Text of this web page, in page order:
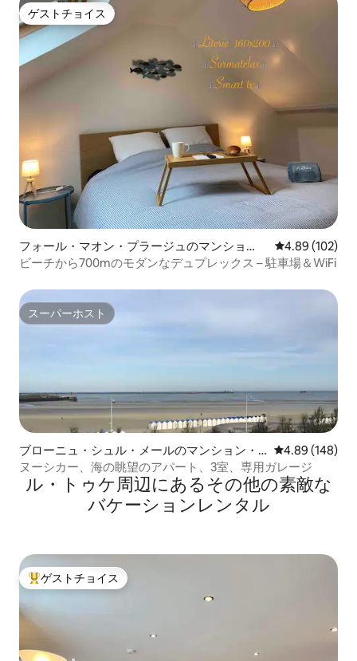
ゲストチョイス
ゲストチョイス
フォール・マオン・プラージュのマンショ
ン・アパート
レビュー102
4.89 (102)
ビーチから700mのモダンなデュプレックス – 駐車場＆WiFi
スーパーホスト
スーパーホスト
ブローニュ・シュル・メールのマンション・
アパート
レビュー148
4.89 (148)
ヌーシカー、海の眺望のアパート、3室、専用ガレージ
ル・トゥケ⁠周⁠辺⁠に⁠あ⁠るそ⁠の⁠他⁠の素⁠敵⁠な
バ⁠ケ⁠ー⁠シ⁠ョ⁠ン⁠レ⁠ン⁠タ⁠ル
大好評のゲストチョイスです。
ゲストチョイス